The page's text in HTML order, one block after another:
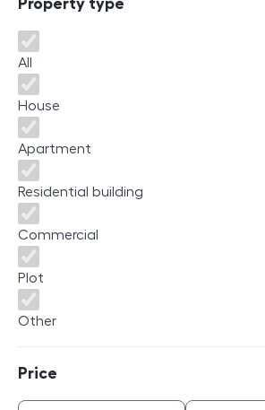
Property type
Property type
All
House
Apartment
Residential building
Commercial
Plot
Other
Price